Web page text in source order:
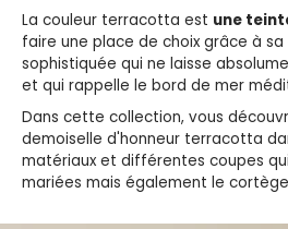
La couleur terracotta est une
faire une place de choix grâce à
sophistiquée qui ne laisse
et qui rappelle le bord de mer
Dans cette collection, vous
demoiselle d'honneur terracotta
matériaux et différentes coupes
mariées mais également le